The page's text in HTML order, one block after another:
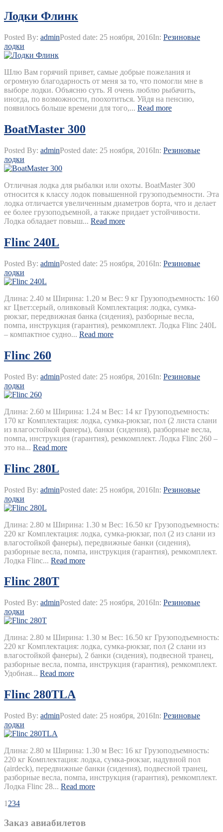
Лодки Флинк
Posted By: adminPosted date: 25 ноября, 2016In: Резиновые
лодки
Шлю Вам горячий привет, самые добрые пожелания и
огромную благодарность от меня за то, что помогли мне в
выборе лодки. Объясню суть. Я очень люблю рыбачить,
иногда, по возможности, поохотиться. Уйдя на пенсию,
появилось больше времени для того,... Read more
BoatMaster 300
Posted By: adminPosted date: 25 ноября, 2016In: Резиновые
лодки
Отличная лодка для рыбалки или охоты. BoatMaster 300
относится к классу лодок повышенной грузоподъемности. Эта
лодка отличается увеличенным диаметров борта, что и делает
ее более грузоподъемной, а также придает устойчивости.
Лодка обладает повыш... Read more
Flinc 240L
Posted By: adminPosted date: 25 ноября, 2016In: Резиновые
лодки
Длина: 2.40 м Ширина: 1.20 м Вес: 9 кг Грузоподъемность: 160
кг Цвет:серый, оливковый Комплектация: лодка, сумка-
рюкзаг, передвижная банка (сидения), разборные весла,
помпа, инструкция (гарантия), ремкомплект. Лодка Flinc 240L
– компактное судно... Read more
Flinc 260
Posted By: adminPosted date: 25 ноября, 2016In: Резиновые
лодки
Длина: 2.60 м Ширина: 1.24 м Вес: 14 кг Грузоподъемность:
170 кг Комплектация: лодка, сумка-рюкзаг, пол (2 листа слани
из влагостойкой фанеры), банки (сидения), разборные весла,
помпа, инструкция (гарантия), ремкомплект. Лодка Flinc 260 –
это на... Read more
Flinc 280L
Posted By: adminPosted date: 25 ноября, 2016In: Резиновые
лодки
Длина: 2.80 м Ширина: 1.30 м Вес: 16.50 кг Грузоподъемность:
220 кг Комплектация: лодка, сумка-рюкзаг, пол (2 из слани из
влагостойкой фанеры), передвижные банки (сидения),
разборные весла, помпа, инструкция (гарантия), ремкомплект.
Лодка Flinc... Read more
Flinc 280T
Posted By: adminPosted date: 25 ноября, 2016In: Резиновые
лодки
Длина: 2.80 м Ширина: 1.30 м Вес: 16.50 кг Грузоподъемность:
220 кг Комплектация: лодка, сумка-рюкзаг, пол (2 слани из
влагостойкой фанеры), 2 банки (сидения), подвесной транец,
разборные весла, помпа, инструкция (гарантия), ремкомплект.
Удобная... Read more
Flinc 280TLA
Posted By: adminPosted date: 25 ноября, 2016In: Резиновые
лодки
Длина: 2.80 м Ширина: 1.30 м Вес: 16 кг Грузоподъемность:
220 кг Комплектация: лодка, сумка-рюкзаг, надувной пол
(airdeck), передвижные банки (сидения), подвесной транец,
разборные весла, помпа, инструкция (гарантия), ремкомплект.
Лодка Flinc 28... Read more
1 234
Заказ авиабилетов